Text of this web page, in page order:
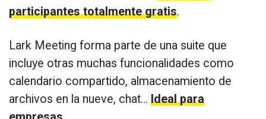
participantes totalmente gratis.
Lark Meeting forma parte de una suite que
incluye otras muchas funcionalidades como
calendario compartido, almacenamiento de
archivos en la nueve, chat… Ideal para